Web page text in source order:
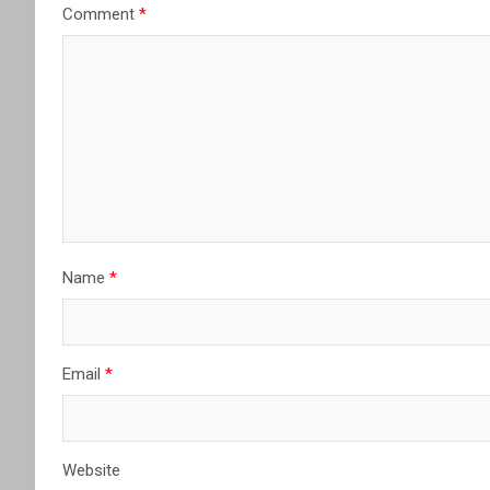
Comment *
Name *
Email *
Website